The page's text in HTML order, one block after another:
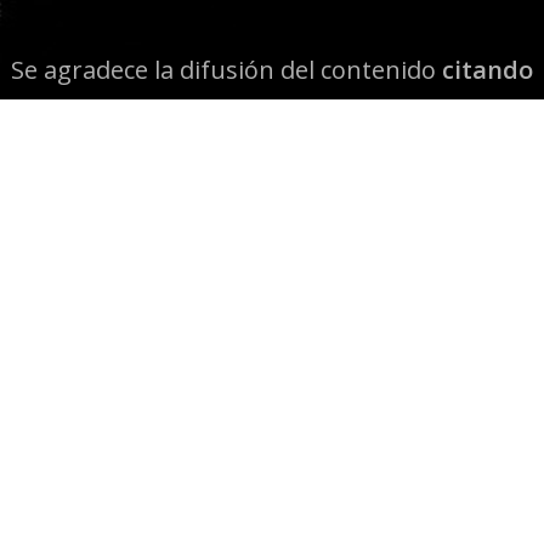
Se agradece la difusión del contenido citando
la fuente www.mapuexpress.org